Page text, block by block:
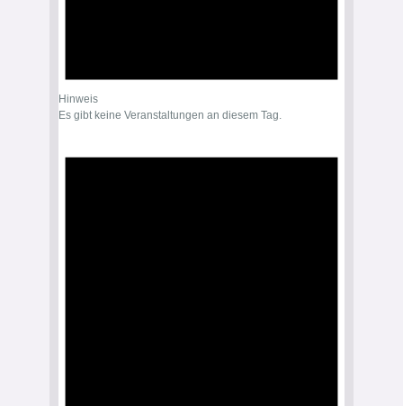
Hinweis
Es gibt keine Veranstaltungen an diesem Tag.